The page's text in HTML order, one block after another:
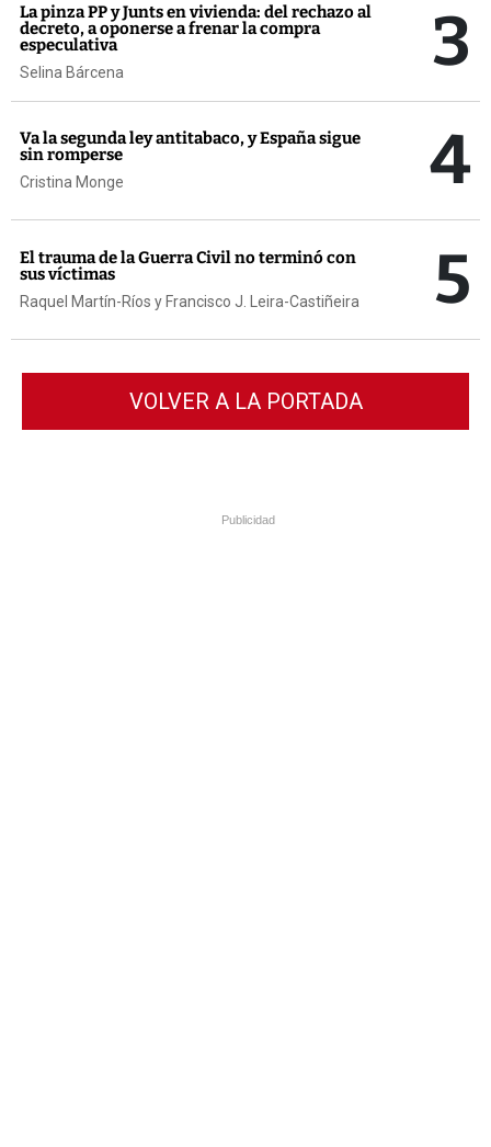
La pinza PP y Junts en vivienda: del rechazo al
decreto, a oponerse a frenar la compra
especulativa
Selina Bárcena 3
Va la segunda ley antitabaco, y España sigue
sin romperse
Cristina Monge 4
El trauma de la Guerra Civil no terminó con
sus víctimas
Raquel Martín-Ríos y Francisco J. Leira-Castiñeira 5
VOLVER A LA PORTADA
Publicidad